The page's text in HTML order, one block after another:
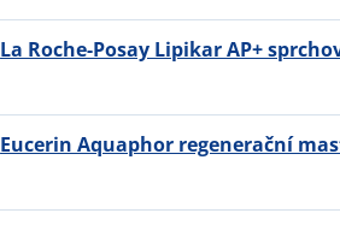
La Roche-Posay Lipikar AP+
Eucerin Aquaphor regenerační